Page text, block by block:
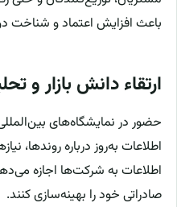
باعث افزایش اعتماد و شناخت
ارتقاء دانش بازار و
حضور در نمایشگاه‌های
اطلاعات به‌روز درباره روندها،
اطلاعات به شرکت‌ها اجازه می‌دهد
صادراتی خود را بهینه‌سازی کنند.